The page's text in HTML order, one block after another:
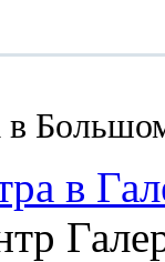
в
в